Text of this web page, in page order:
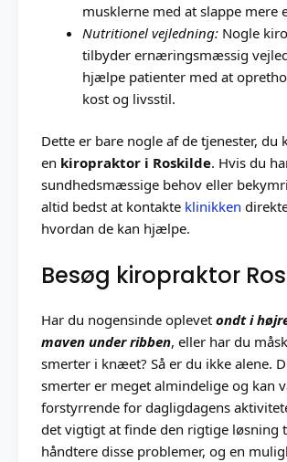
musklerne med at slappe mere
Nutritionel vejledning: Nogle
tilbyder ernæringsmæssig
hjælpe patienter med at
kost og livsstil.
Dette er bare nogle af de tjenester, du
en kiropraktor i Roskilde. Hvis du
sundhedsmæssige behov eller
altid bedst at kontakte klinikken
hvordan de kan hjælpe.
Besøg kiropraktor
Har du nogensinde oplevet ondt i
maven under ribben, eller har du
smerter i knæet? Så er du ikke alene.
smerter er meget almindelige og kan
forstyrrende for dagligdagens
det vigtigt at finde den rigtige løsning
håndtere disse problemer, og en